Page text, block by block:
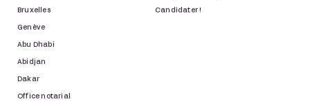
territoire
Bruxelles
Genève
Abu Dhabi
Abidjan
Dakar
Office notarial
Candidater !